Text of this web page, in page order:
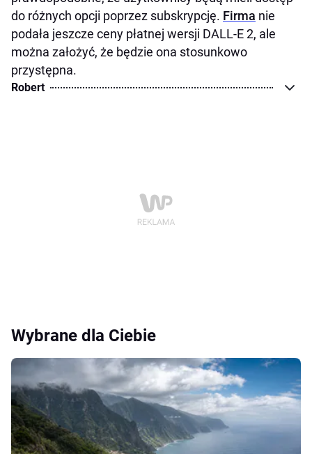
do różnych opcji poprzez subskrypcję. Firma nie
podała jeszcze ceny płatnej wersji DALL-E 2, ale
można założyć, że będzie ona stosunkowo
przystępna.
Robert
Wybrane dla Ciebie